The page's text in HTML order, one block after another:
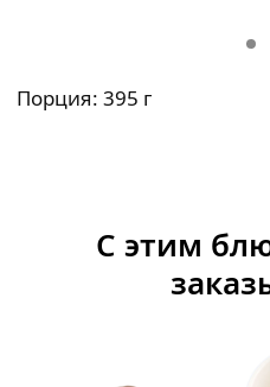
Порция: 395 г
С этим